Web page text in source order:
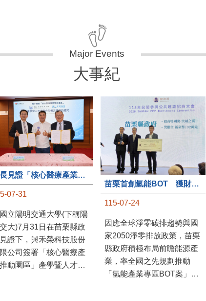
大事紀
縣長見證「核心醫療產業推動園區」產學合作簽約儀式
07-31
立陽明交通大學(下稱陽
大)7月31日在苗栗縣政
證下，與禾榮科技股份
公司簽署「核心醫療產
動園區」產學暨人才培
苗栗首創氫能BOT 獲財政部「突破之翼」肯定
115-07-24
因應全球淨零碳排趨勢與國
家2050淨零排放政策，苗栗
縣政府積極布局前瞻能源產
業，率全國之先規劃推動
「氫能產業專區BOT案」，